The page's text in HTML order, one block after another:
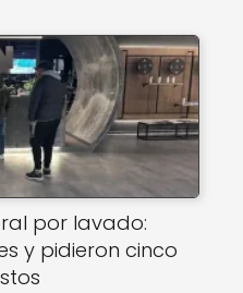
por lavado:
y pidieron cinco